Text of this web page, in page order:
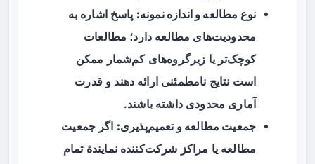
نوع مطالعه و اندازه نمونه: پاسخ اشاره به
محدودیت‌های مطالعه دارد؛ مطالعات
کوچک‌تر یا زیرگروه‌های کم‌شمار ممکن
است نتایج نامطمئنی ارائه دهند و قدرت
آماری محدودی داشته باشند.
جمعیت مطالعه و تعمیم‌پذیری: اگر جمعیت
مطالعه یا مراکز شرکت‌کننده نمایندهٔ تمام